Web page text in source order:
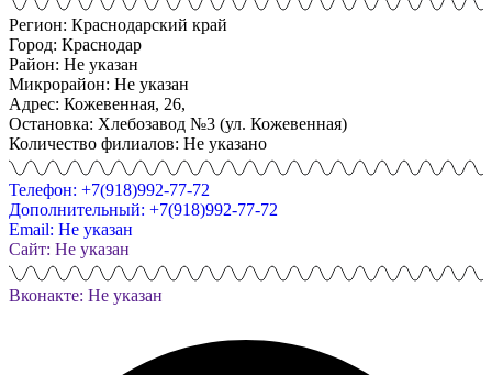
Регион: Краснодарский край
Город: Краснодар
Район: Не указан
Микрорайон: Не указан
Адрес: Кожевенная, 26,
Остановка: Хлебозавод №3 (ул. Кожевенная)
Количество филиалов: Не указано
Телефон: +7(918)992-77-72
Дополнительный: +7(918)992-77-72
Email: Не указан
Сайт: Не указан
Вконакте: Не указан